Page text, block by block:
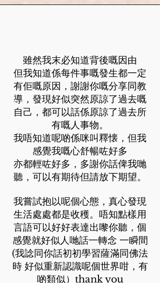
雖然我末必知道背後嘅因由
但我知道係每件事嘅發生都一定
有佢嘅原因，謝謝你嘅分享同教
導，發現好似突然原諒了過去嘅
自己，都可以話係原諒了過去所
有嘅人事物。
我唔知道呢啲係咪叫釋懐，但我
感覺我嘅心舒暢咗好多
亦都輕咗好多，多謝你話俾我哋
聽，可以有期待但請放下期望。
我嘗試抱以呢個心態，真心發現
生活處處都是收穫。唔知點樣用
言語可以好好表達出嚟你聽，個
感覺就好似人哋話一轉念 一瞬間
(我諗同你話初初學習薩滿同佛法
時 好似重新認識呢個世界咁，有
啲類似）thank you